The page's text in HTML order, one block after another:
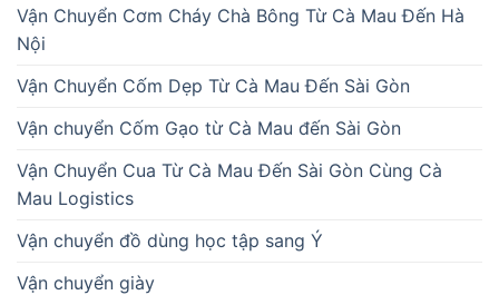
Vận Chuyển Cơm Cháy Chà Bông Từ Cà Mau Đến Hà
Nội
Vận Chuyển Cốm Dẹp Từ Cà Mau Đến Sài Gòn
Vận chuyển Cốm Gạo từ Cà Mau đến Sài Gòn
Vận Chuyển Cua Từ Cà Mau Đến Sài Gòn Cùng Cà
Mau Logistics
Vận chuyển đồ dùng học tập sang Ý
Vận chuyển giày